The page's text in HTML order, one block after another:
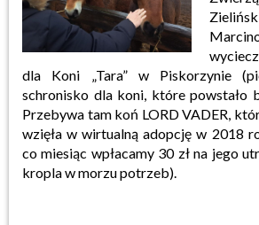
dla Koni „Tara” w Piskorzynie
schronisko dla koni, które powstało
Przebywa tam koń LORD VADER,
wzięła w wirtualną adopcję w 2018
co miesiąc wpłacamy 30 zł na jego
kropla w morzu potrzeb).